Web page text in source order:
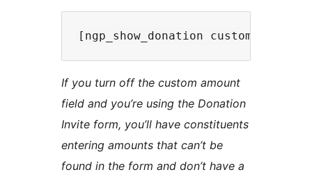
If you turn off the custom amount
field and you’re using the Donation
Invite form, you’ll have constituents
entering amounts that can’t be
found in the form and don’t have a